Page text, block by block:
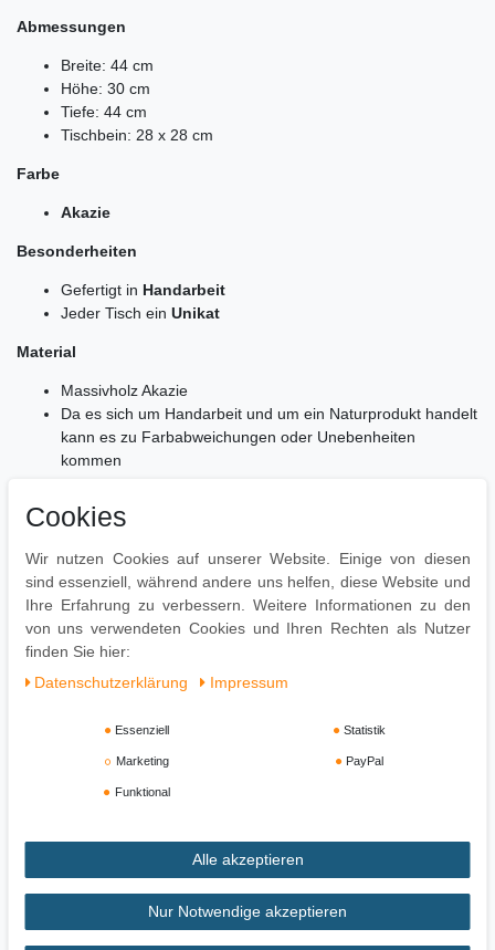
Abmessungen
Breite: 44 cm
Höhe: 30 cm
Tiefe: 44 cm
Tischbein: 28 x 28 cm
Farbe
Akazie
Besonderheiten
Gefertigt in Handarbeit
Jeder Tisch ein Unikat
Material
Massivholz Akazie
Da es sich um Handarbeit und um ein Naturprodukt handelt
kann es zu Farbabweichungen oder Unebenheiten
kommen
Lieferung ohne Dekoration
Montage
Lieferzustand: montiert
Impressum Daten­schutz­erklärung AGB
Cookies
Wir nutzen Cookies auf unserer Website. Einige von diesen
sind essenziell, während andere uns helfen, diese Website und
Ihre Erfahrung zu verbessern. Weitere Informationen zu den
von uns verwendeten Cookies und Ihren Rechten als Nutzer
finden Sie hier:
Daten­schutz­erklärung
Impressum
Essenziell Statistik
Marketing PayPal
Funktional
Alle akzeptieren
Nur Notwendige akzeptieren